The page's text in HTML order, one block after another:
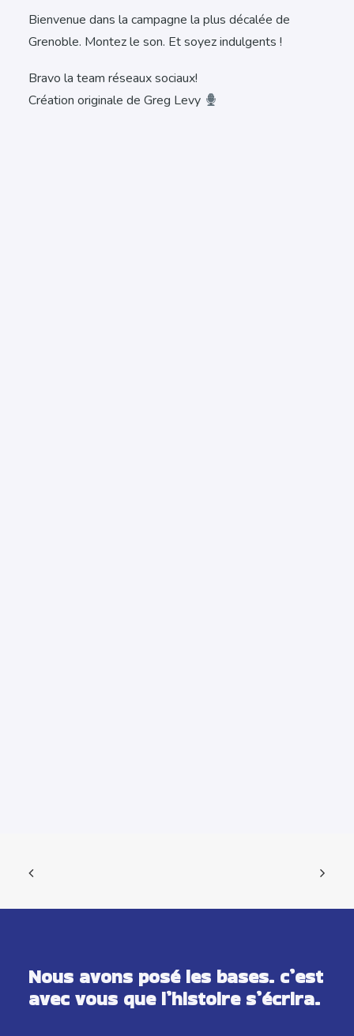
Bienvenue dans la campagne la plus décalée de
Grenoble. Montez le son. Et soyez indulgents !
Bravo la team réseaux sociaux!
Création originale de Greg Levy
Nous avons posé les bases. c’est
avec vous que l’histoire s’écrira.